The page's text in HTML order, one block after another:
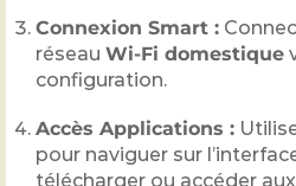
Connexion Smart :
réseau Wi-Fi domestique
configuration.
Accès Applications :
pour naviguer sur
télécharger ou accéder